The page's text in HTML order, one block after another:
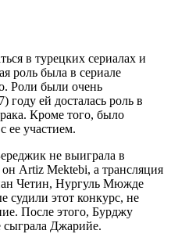
в турецких сериалах и
роль была в сериале
Роли были очень
ей досталась роль в
Кроме того, было
ее участием.
не выиграла в
Artiz Mektebi, а трансляция
Четин, Нургуль Мюжде
судили этот конкурс, не
После этого, Бурджу
Джарийе.